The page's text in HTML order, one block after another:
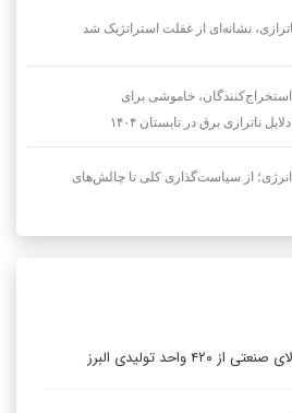
نشانه‌ای از غفلت استراتژیک شد
خاموشی برای
ناترازی برق در تابستان ۱۴۰۴
از سیاست‌گذاری کلی تا چالش‌های
۴۲۰ واحد تولیدی البرز